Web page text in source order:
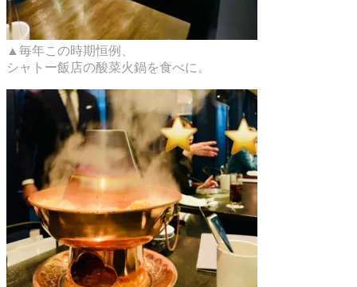
▲毎年この時期恒例、
シャトー飯店の酸菜火鍋を食べに。